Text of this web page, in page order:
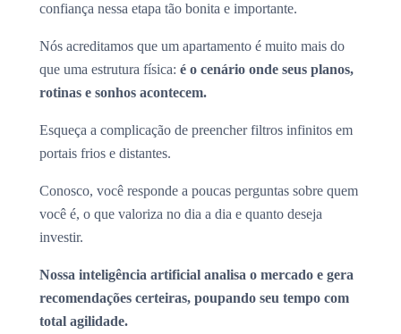
confiança nessa etapa tão bonita e importante.
Nós acreditamos que um apartamento é muito mais do
que uma estrutura física: é o cenário onde seus planos,
rotinas e sonhos acontecem.
Esqueça a complicação de preencher filtros infinitos em
portais frios e distantes.
Conosco, você responde a poucas perguntas sobre quem
você é, o que valoriza no dia a dia e quanto deseja
investir.
Nossa inteligência artificial analisa o mercado e gera
recomendações certeiras, poupando seu tempo com
total agilidade.